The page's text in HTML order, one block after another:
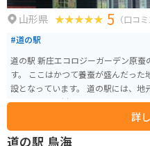
山形県 5 （口コミ
#道の駅
道の駅 新庄エコロジーガーデン原
す。 ここはかつて養蚕が盛んだった地域であり、その歴史と文化を伝える施
設となっています。 道の駅には、地元産の農産物や特産品を販売する直売所
や、地元の食材を使った料理を提供するレ
歴史や文化を学べる展示コーナーも
どを学ぶことができます。 新庄市は、最上川に沿って広がる盆地に位置し、
詳
道の駅 鳥海